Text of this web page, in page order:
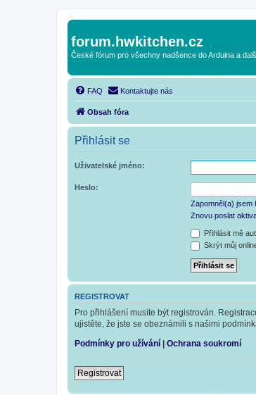
forum.hwkitchen.cz
České fórum pro všechny nadšence do Arduina a
FAQ Kontaktujte nás
Obsah fóra
Přihlásit se
Uživatelské jméno:
Heslo:
Zapomněl(a) jsem
Znovu poslat
Přihlásit mě
Skrýt můj
REGISTROVAT
Pro přihlášení musíte být registrován.
ujistěte, že jste se obeznámili s našimi
Podmínky pro užívání
Ochrana soukromí
Registrovat